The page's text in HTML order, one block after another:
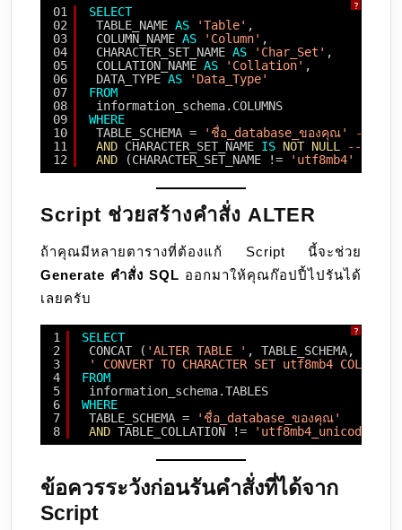
?
01
02
03
04
05
06
07
08
09
10
11
12
SELECT
TABLE_NAME AS 'Table' ,
COLUMN_NAME AS 'Column' ,
CHARACTER_SET_NAME AS 'Char_Set' ,
COLLATION_NAME AS 'Collation' ,
DATA_TYPE AS
'Data_Type'
FROM
information_schema.COLUMNS
WHERE
TABLE_SCHEMA =
'ชื่อ_database_ของคุณ'
-- เปลี่
AND CHARACTER_SET_NAME IS NOT NULL
-- กรอง
AND
(CHARACTER_SET_NAME != 'utf8mb4'
Script ช่วยสร้างคำสั่ง ALTER
ถ้าคุณมีหลายตารางที่ต้องแก้ Script นี้จะช่วย
Generate คำสั่ง SQL ออกมาให้คุณก๊อปปี้ไปรันได้
เลยครับ
?
1
2
3
4
5
6
7
8
SELECT
CONCAT ( 'ALTER TABLE ' , TABLE_SCHEMA,
' CONVERT TO CHARACTER SET utf8mb4
FROM
information_schema.TABLES
WHERE
TABLE_SCHEMA =
'ชื่อ_database_ของคุณ'
AND TABLE_COLLATION != 'utf8mb4_unicode_ci'
ข้อควรระวังก่อนรันคำสั่งที่ได้จาก
Script